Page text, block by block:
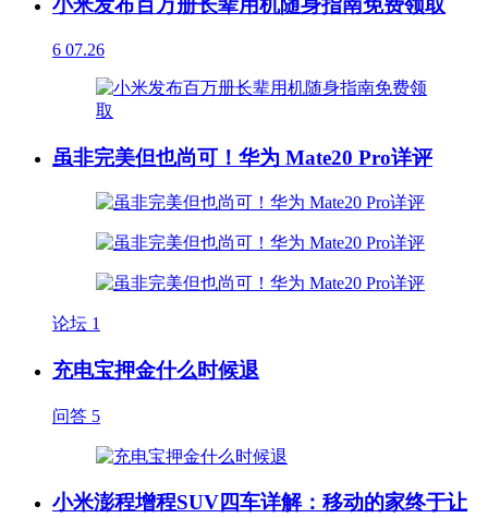
小米发布百万册长辈用机随身指南免费领取
6 07.26
虽非完美但也尚可！华为 Mate20 Pro详评
论坛 1
充电宝押金什么时候退
问答 5
小米澎程增程SUV四车详解：移动的家终于让